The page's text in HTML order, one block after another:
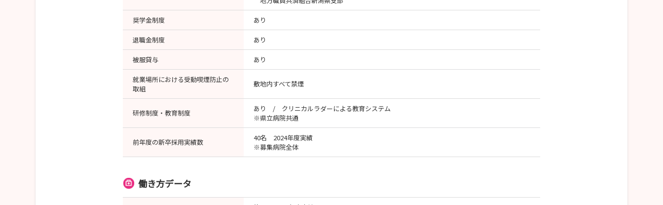
奨学金制度 あり
退職金制度 あり
被服貸与 あり
就業場所における受動喫煙防止の
取組
敷地内すべて禁煙
研修制度・教育制度
あり / クリニカルラダーによる教育システム
※県立病院共通
前年度の新卒採用実績数
40名 2024年度実績
※募集病院全体
働き方データ